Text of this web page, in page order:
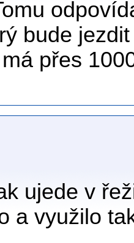
bude
přes
ujede v
a využilo